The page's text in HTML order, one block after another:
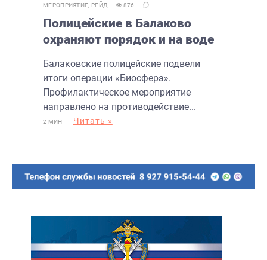
МЕРОПРИЯТИЕ РЕЙД — 👁 876 —
Полицейские в Балаково
охраняют порядок и на воде
Балаковские полицейские подвели
итоги операции «Биосфера».
Профилактическое мероприятие
направлено на противодействие...
2 МИН Читать »